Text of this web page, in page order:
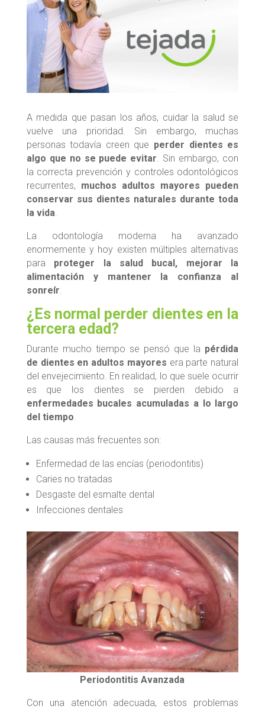
A medida que pasan los años, cuidar la salud se
vuelve una prioridad. Sin embargo, muchas
personas todavía creen que perder dientes es
algo que no se puede evitar . Sin embargo, con
la correcta prevención y controles odontológicos
recurrentes, muchos adultos mayores pueden
conservar sus dientes naturales durante toda
la vida
La odontología moderna ha avanzado
enormemente y hoy existen múltiples alternativas
para proteger la salud bucal, mejorar la
alimentación y mantener la confianza al
sonreír
¿Es normal perder dientes en la
tercera edad?
Durante mucho tiempo se pensó que la pérdida
de dientes en adultos mayores era parte natural
del envejecimiento. En realidad, lo que suele ocurrir
es que los dientes se pierden debido a
enfermedades bucales acumuladas a lo largo
del tiempo
Las causas más frecuentes son:
Enfermedad de las encías (periodontitis)
Caries no tratadas
Desgaste del esmalte dental
Infecciones dentales
Periodontitis Avanzada
Con una atención adecuada, estos problemas